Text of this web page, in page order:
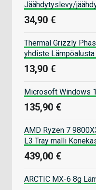
Jäähdytyslevy/
34,90 €
Thermal Grizzly
yhdiste Lämpöalusta
13,90 €
Microsoft Windows
135,90 €
AMD Ryzen 7
L3 Tray malli
439,00 €
ARCTIC MX-6 8g